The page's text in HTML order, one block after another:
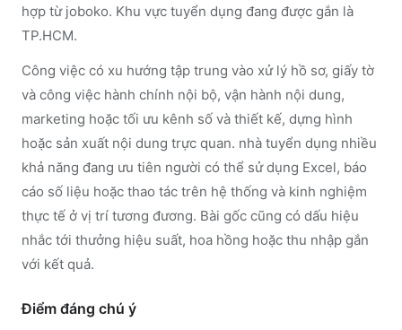
hợp từ joboko. Khu vực tuyển dụng đang được gắn là
TP.HCM.
Công việc có xu hướng tập trung vào xử lý hồ sơ, giấy tờ
và công việc hành chính nội bộ, vận hành nội dung,
marketing hoặc tối ưu kênh số và thiết kế, dựng hình
hoặc sản xuất nội dung trực quan. nhà tuyển dụng nhiều
khả năng đang ưu tiên người có thể sử dụng Excel, báo
cáo số liệu hoặc thao tác trên hệ thống và kinh nghiệm
thực tế ở vị trí tương đương. Bài gốc cũng có dấu hiệu
nhắc tới thưởng hiệu suất, hoa hồng hoặc thu nhập gắn
với kết quả.
Điểm đáng chú ý